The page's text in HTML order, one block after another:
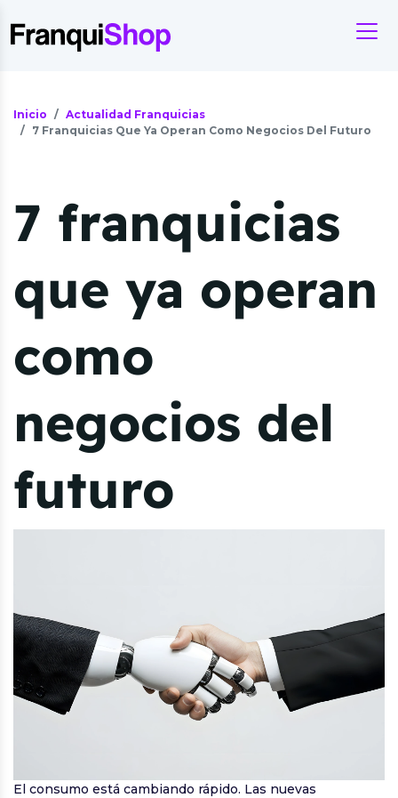
Inicio
Actualidad Franquicias
7 Franquicias Que Ya Operan Como Negocios Del Futuro
7 franquicias
que ya operan
como
negocios del
futuro
El consumo está cambiando rápido. Las nuevas